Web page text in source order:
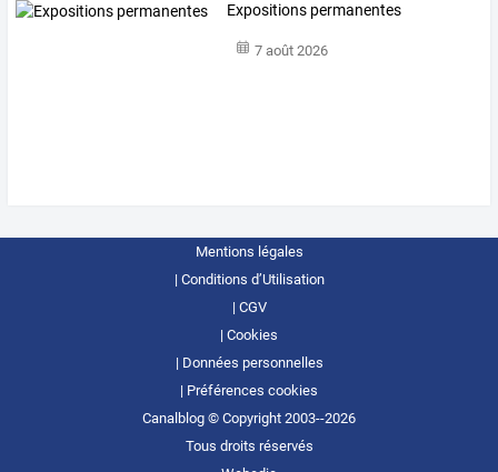
Expositions permanentes
7 août 2026
Mentions légales
Conditions d’Utilisation
CGV
Cookies
Données personnelles
Préférences cookies
Canalblog © Copyright 2003--2026
Tous droits réservés